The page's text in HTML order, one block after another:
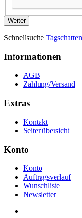
Weiter
Schnellsuche Tagschatten
Informationen
AGB
Zahlung/Versand
Extras
Kontakt
Seitenübersicht
Konto
Konto
Auftragsverlauf
Wunschliste
Newsletter